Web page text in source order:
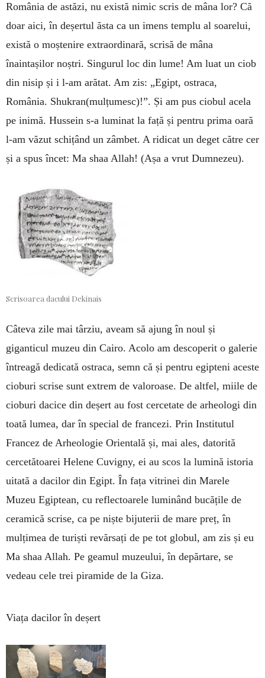
România de astăzi, nu există nimic scris de mâna lor? Că
doar aici, în deșertul ăsta ca un imens templu al soarelui,
există o moștenire extraordinară, scrisă de mâna
înaintașilor noștri. Singurul loc din lume! Am luat un ciob
din nisip și i l-am arătat. Am zis: „Egipt, ostraca,
România. Shukran(mulțumesc)!”. Și am pus ciobul acela
pe inimă. Hussein s-a luminat la față și pentru prima oară
l-am văzut schițând un zâmbet. A ridicat un deget către cer
și a spus încet: Ma shaa Allah! (Așa a vrut Dum­ne­zeu).
Scrisoarea dacului Dekinais
Câteva zile mai târziu, aveam să ajung în noul și
giganticul muzeu din Cairo. Aco­lo am descoperit o galerie
întreagă dedicată ostraca, semn că și pentru egipteni aceste
cioburi scrise sunt extrem de valoroase. De altfel, miile de
cioburi dacice din deșert au fost cercetate de arheologi din
toată lumea, dar în special de francezi. Prin Institutul
Francez de Ar­heologie Orientală și, mai ales, datorită
cerce­tătoarei Helene Cuvigny, ei au scos la lumină is­toria
uitată a dacilor din Egipt. În fața vitrinei din Marele
Muzeu Egiptean, cu reflectoarele lumi­nând bucățile de
ceramică scrise, ca pe niște biju­terii de mare preț, în
mulțimea de turiști revărsați de pe tot globul, am zis și eu
Ma shaa Allah. Pe geamul muzeului, în depărtare, se
vedeau cele trei piramide de la Giza.
Viața dacilor în deșert